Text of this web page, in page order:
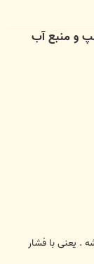
. یعنی با فشار